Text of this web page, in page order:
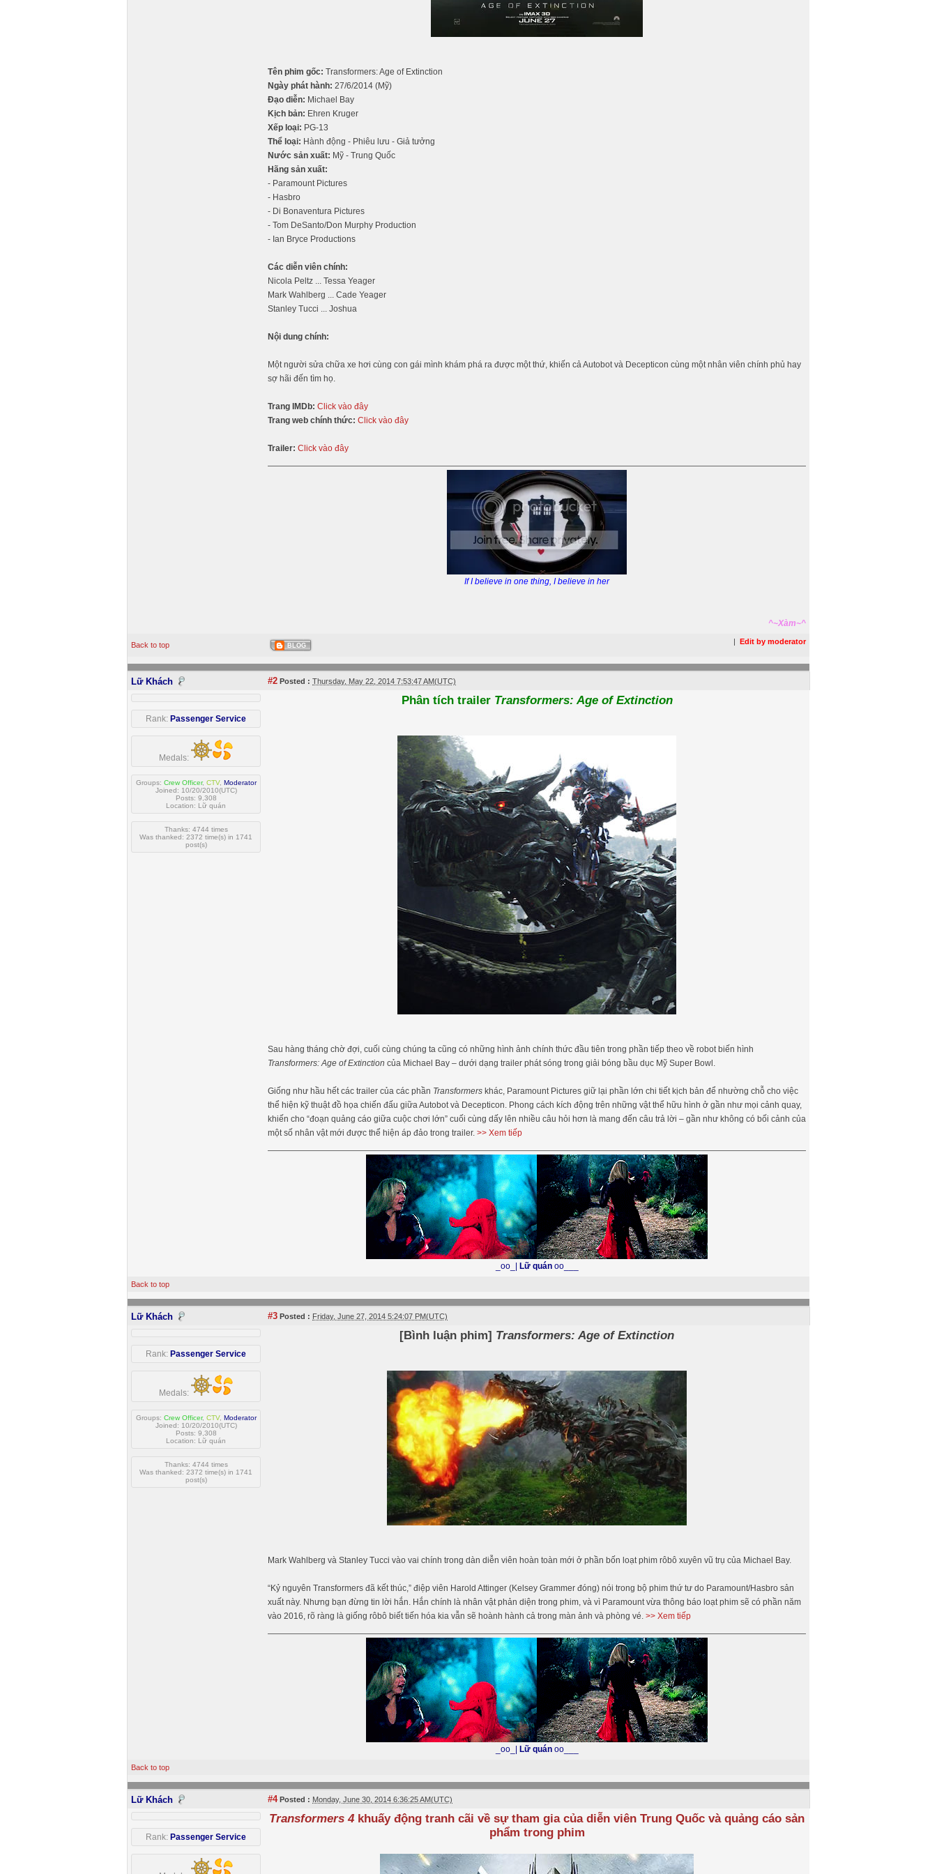
Tên phim gốc: Transformers: Age of Extinction
Ngày phát hành: 27/6/2014 (Mỹ)
Đạo diễn: Michael Bay
Kịch bản: Ehren Kruger
Xếp loại: PG-13
Thể loại: Hành động - Phiêu lưu - Giả tưởng
Nước sản xuất: Mỹ - Trung Quốc
Hãng sản xuất:
- Paramount Pictures
- Hasbro
- Di Bonaventura Pictures
- Tom DeSanto/Don Murphy Production
- Ian Bryce Productions
Các diễn viên chính:
Nicola Peltz ... Tessa Yeager
Mark Wahlberg ... Cade Yeager
Stanley Tucci ... Joshua
Nội dung chính:
Một người sửa chữa xe hơi cùng con gái mình khám phá ra được một thứ, khiến cả Autobot và Decepticon cùng một nhân viên chính phủ hay
sợ hãi đến tìm họ.
Trang IMDb: Click vào đây
Trang web chính thức: Click vào đây
Trailer: Click vào đây
If I believe in one thing, I believe in her
^~Xàm~^
Back to top BLOG | Edit by moderator
Lữ Khách #2 Posted : Thursday, May 22, 2014 7:53:47 AM(UTC)
Rank: Passenger Service
Medals:
Groups: Crew Officer, CTV, Moderator
Joined: 10/20/2010(UTC)
Posts: 9,308
Location: Lữ quán
Thanks: 4744 times
Was thanked: 2372 time(s) in 1741
post(s)
Phân tích trailer Transformers: Age of Extinction
Sau hàng tháng chờ đợi, cuối cùng chúng ta cũng có những hình ảnh chính thức đầu tiên trong phần tiếp theo về robot biến hình
Transformers: Age of Extinction của Michael Bay – dưới dạng trailer phát sóng trong giải bóng bầu dục Mỹ Super Bowl.
Giống như hầu hết các trailer của các phần Transformers khác, Paramount Pictures giữ lại phần lớn chi tiết kịch bản để nhường chỗ cho việc
thể hiện kỹ thuật đồ họa chiến đấu giữa Autobot và Decepticon. Phong cách kích động trên những vật thể hữu hình ở gần như mọi cảnh quay,
khiến cho “đoạn quảng cáo giữa cuộc chơi lớn” cuối cùng dấy lên nhiều câu hỏi hơn là mang đến câu trả lời – gần như không có bối cảnh của
một số nhân vật mới được thể hiện áp đảo trong trailer. >> Xem tiếp
_oo_| Lữ quán oo___
Back to top
Lữ Khách #3 Posted : Friday, June 27, 2014 5:24:07 PM(UTC)
Rank: Passenger Service
Medals:
Groups: Crew Officer, CTV, Moderator
Joined: 10/20/2010(UTC)
Posts: 9,308
Location: Lữ quán
Thanks: 4744 times
Was thanked: 2372 time(s) in 1741
post(s)
[Bình luận phim] Transformers: Age of Extinction
Mark Wahlberg và Stanley Tucci vào vai chính trong dàn diễn viên hoàn toàn mới ở phần bốn loạt phim rôbô xuyên vũ trụ của Michael Bay.
“Kỷ nguyên Transformers đã kết thúc,” điệp viên Harold Attinger (Kelsey Grammer đóng) nói trong bộ phim thứ tư do Paramount/Hasbro sản
xuất này. Nhưng bạn đừng tin lời hắn. Hắn chính là nhân vật phản diện trong phim, và vì Paramount vừa thông báo loạt phim sẽ có phần năm
vào 2016, rõ ràng là giống rôbô biết tiến hóa kia vẫn sẽ hoành hành cả trong màn ảnh và phòng vé. >> Xem tiếp
_oo_| Lữ quán oo___
Back to top
Lữ Khách #4Posted : Monday, June 30, 2014 6:36:25 AM(UTC)
Rank: Passenger Service
Transformers 4 khuấy động tranh cãi về sự tham gia của diễn viên Trung Quốc và quảng cáo sản
phẩm trong phim